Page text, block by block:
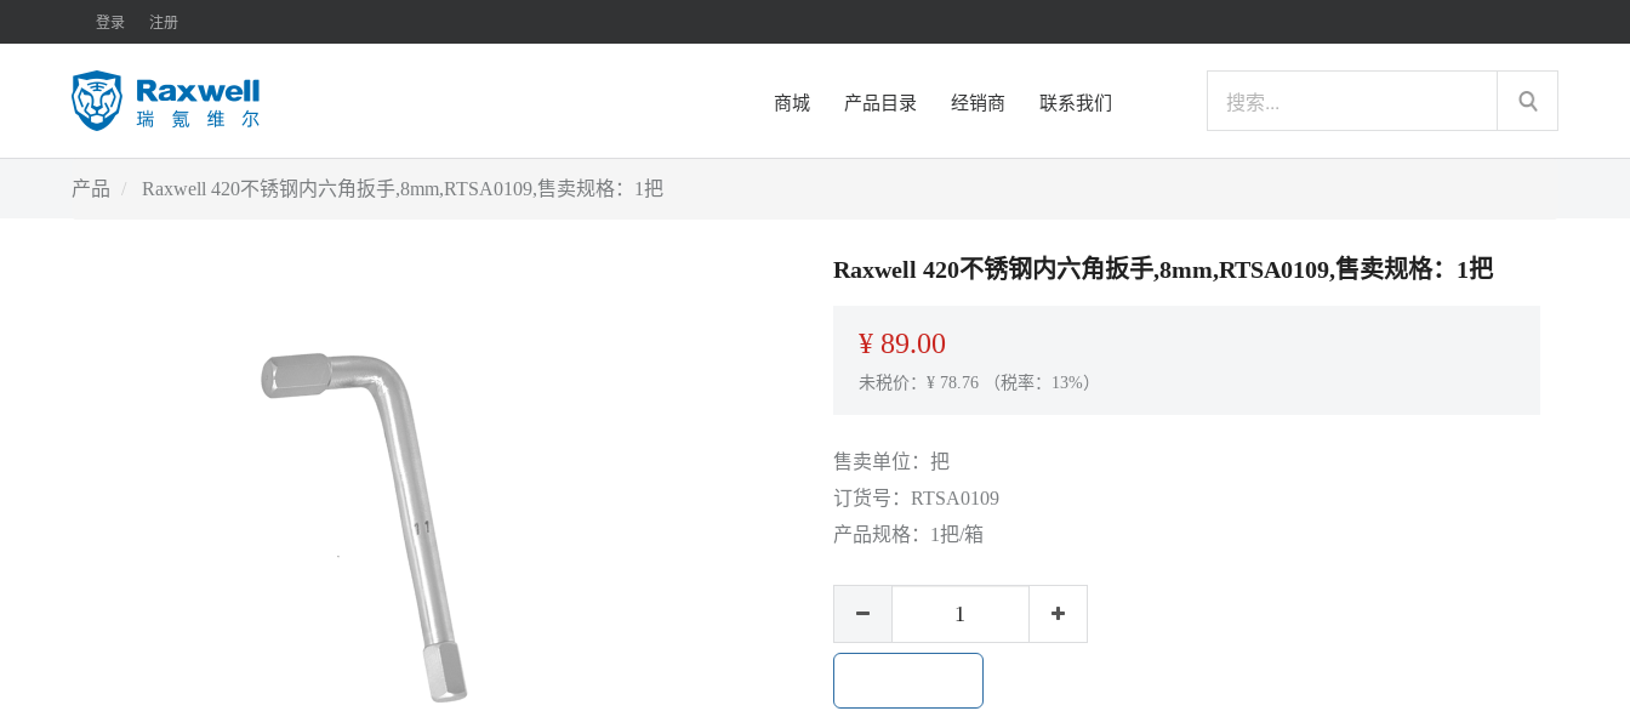
登录 注册
商城 产品目录 经销商 联系我们
产品 Raxwell 420不锈钢内六角扳手,8mm,RTSA0109,售卖规格：1把
Raxwell 420不锈钢内六角扳手,8mm,RTSA0109,售卖规格：1把
¥ 89.00
未税价：¥ 78.76（税率：13%）
售卖单位： 把
订货号： RTSA0109
产品规格： 1把/箱